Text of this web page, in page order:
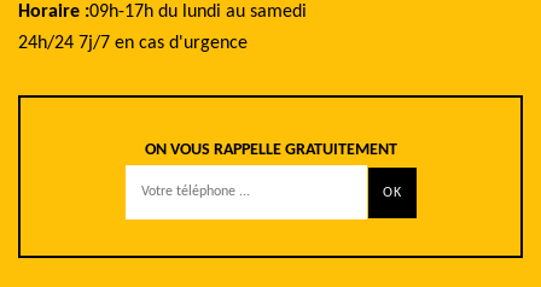
Horaire :09h-17h du lundi au samedi
24h/24 7j/7 en cas d'urgence
ON VOUS RAPPELLE GRATUITEMENT